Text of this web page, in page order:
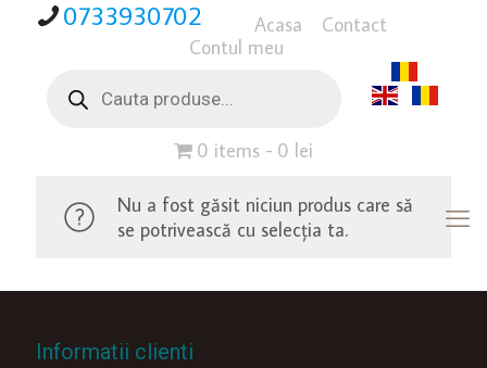
0733930702 Acasa
Contact
Contul meu
search
0 items 0 lei
Nu a fost găsit niciun produs care să
se potrivească cu selecția ta.
Informatii clienti